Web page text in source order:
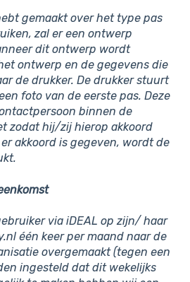
gemaakt over het type pas
zal er een ontwerp
dit ontwerp wordt
ontwerp en de gegevens die
de drukker. De drukker stuurt
foto van de eerste pas. Deze
binnen de
zodat hij/zij hierop akkoord
akkoord is gegeven, wordt de
via iDEAL op zijn/ haar
één keer per maand naar de
overgemaakt (tegen een
ingesteld dat dit wekelijks